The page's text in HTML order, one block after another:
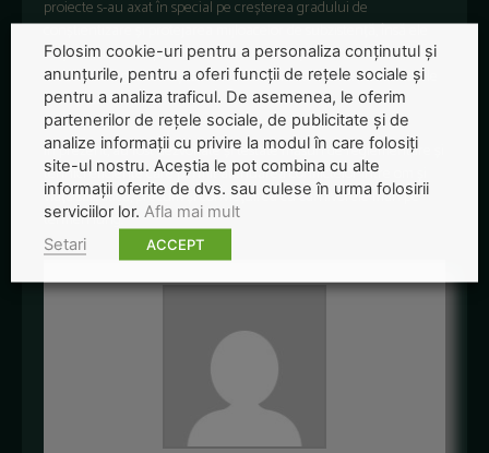
proiecte s-au axat în special pe creșterea gradului de
conștientizare și protejarea mijloacelor de subzistență, însă ele
au jucat un rol important în testarea și implementarea unor noi
moduri de a gestiona și a minimiza conflictele dintre carnivorele
mari și oameni.
În prezent, au fost dezvoltate și testate măsuri de reglementare și
tehnici eficiente care permit atenuarea conflictelor între om și
viața sălbatică, precum și conviețuirea cu carnivorele mari pe
termen lung.
Folosim cookie-uri pentru a personaliza conținutul și
anunțurile, pentru a oferi funcții de rețele sociale și
pentru a analiza traficul. De asemenea, le oferim
partenerilor de rețele sociale, de publicitate și de
analize informații cu privire la modul în care folosiți
site-ul nostru. Aceștia le pot combina cu alte
informații oferite de dvs. sau culese în urma folosirii
serviciilor lor. Afla mai mult
Setari
ACCEPT